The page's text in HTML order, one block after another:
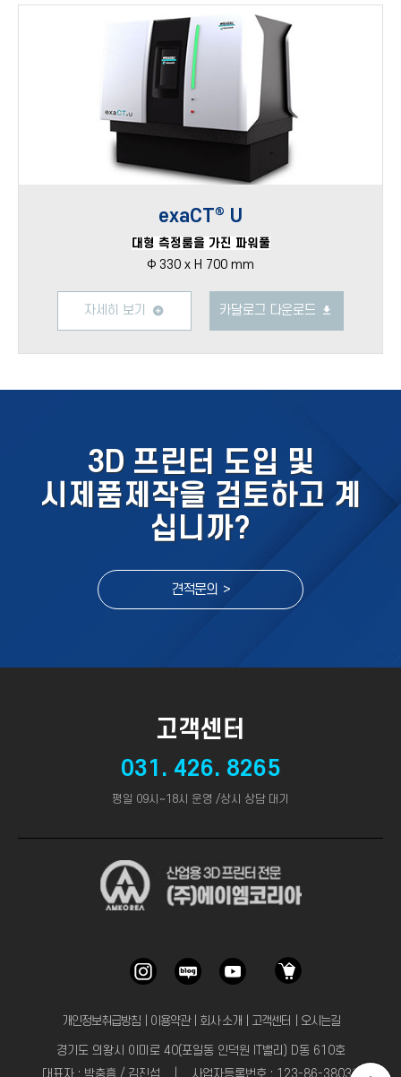
exaCT® U
대형 측정룸을 가진 파워풀
Φ 330 x H 700 mm
자세히 보기 카달로그 다운로드
3D 프린터 도입 및
시제품제작을 검토하고 계
십니까?
견적문의 >
고객센터
031. 426. 8265
평일 09시~18시 운영 /상시 상담 대기
개인정보취급방침｜ 이용약관｜ 회사 소개 고객센터 오시는길
경기도 의왕시 이미로 40(포일동 인덕원 IT밸리) D동 610호
대표자 : 박충흠 / 김진섭 | 사업자등록번호 : 123-86-38031